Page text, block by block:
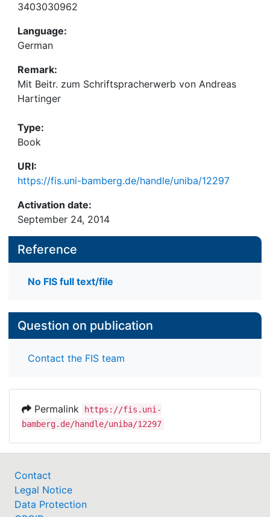
3403030962
Language:
German
Remark:
Mit Beitr. zum Schriftspracherwerb von Andreas
Hartinger
Type:
Book
URI:
https://fis.uni-bamberg.de/handle/uniba/12297
Activation date:
September 24, 2014
Reference
No FIS full text/file
Question on publication
Contact the FIS team
Permalink
https://fis.uni-
bamberg.de/handle/uniba/12297
Contact
Legal Notice
Data Protection